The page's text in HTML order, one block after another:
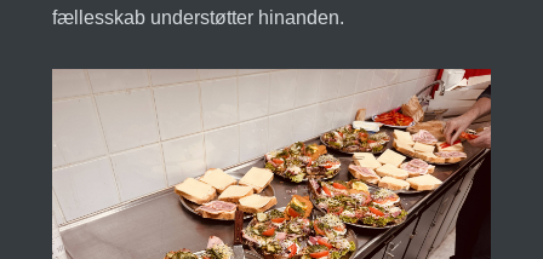
fællesskab understøtter hinanden.